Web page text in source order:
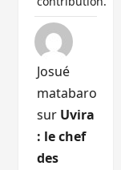
Josué
matabaro
sur Uvira
: le chef
des